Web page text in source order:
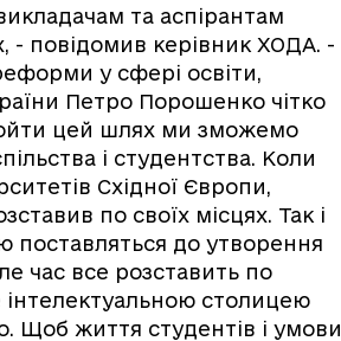
та аспірантам
- повідомив керівник ХОДА. -
у сфері освіти,
Петро Порошенко чітко
цей шлях ми зможемо
і студентства. Коли
Східної Європи,
по своїх місцях. Так і
поставляться до утворення
час все розставить по
столицею
Щоб життя студентів і умови